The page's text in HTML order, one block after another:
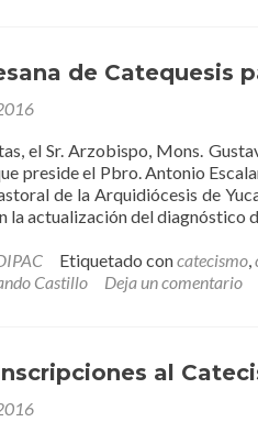
–
venta
en
de Catequesis
el Sr. Arzobispo, Mons.
preside el Pbro. Antonio
de la Arquidiócesis de
la actualización del diagnóstico
Etiquetado concatecismo,
Castillo Deja un comentario
al